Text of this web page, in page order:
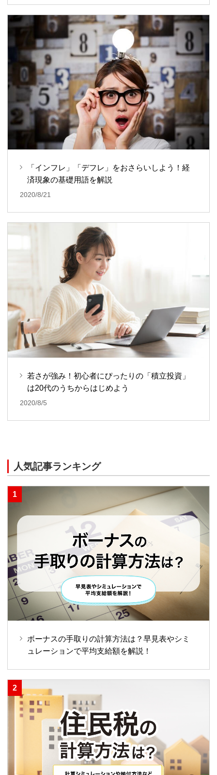
「インフレ」「デフレ」をおさらいしよう！経
済現象の基礎用語を解説
2020/8/21
若さが強み！初心者にぴったりの「積立投資」
は20代のうちからはじめよう
2020/8/5
人気記事ランキング
ボーナスの手取りの計算方法は？早見表やシミ
ュレーションで平均支給額を解説！